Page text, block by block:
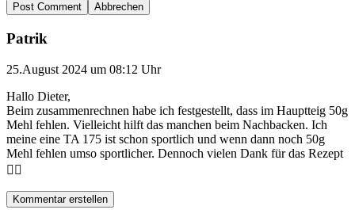
Abbrechen
Patrik
25.August 2024 um 08:12 Uhr
Hallo Dieter,
Beim zusammenrechnen habe ich festgestellt, dass im Hauptteig 50g
Mehl fehlen. Vielleicht hilft das manchen beim Nachbacken. Ich
meine eine TA 175 ist schon sportlich und wenn dann noch 50g
Mehl fehlen umso sportlicher. Dennoch vielen Dank für das Rezept
👍🏼
Kommentar erstellen